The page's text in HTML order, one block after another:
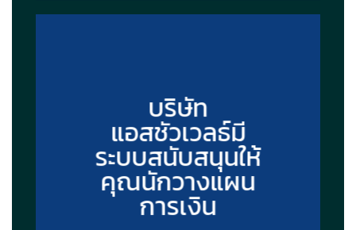
บริษัท
แอสชัวเวลธ์มี
ระบบสนับสนุนให้
คุณนักวางแผน
การเงิน